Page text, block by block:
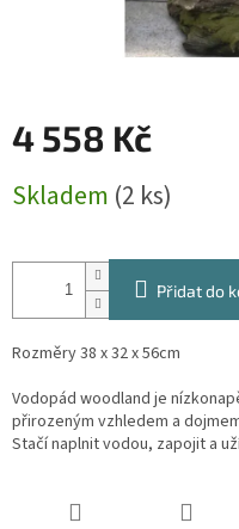
4 558 Kč
cena:
Skladem (2 ks)
Přidat do
Rozměry 38 x 32 x 56cm
Vodopád woodland je
přirozeným vzhledem a
Stačí naplnit vodou, zapojit a